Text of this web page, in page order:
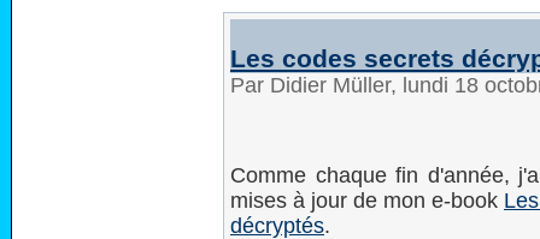
Les codes secrets
Par Didier Müller, lundi 18
Comme chaque fin d'année,
mises à jour de mon e-book
décryptés.